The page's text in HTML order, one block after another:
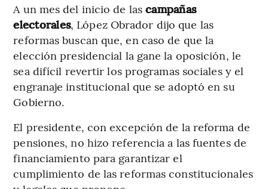
A un mes del inicio de lascampañas
electorales, López Obrador dijo que las
reformas buscan que, en caso de que la
elección presidencial la gane la oposición, le
sea difícil revertir los programas sociales y el
engranaje institucional que se adoptó en su
Gobierno.
El presidente, con excepción de la reforma de
pensiones, no hizo referencia a las fuentes de
financiamiento para garantizar el
cumplimiento de las reformas constitucionales